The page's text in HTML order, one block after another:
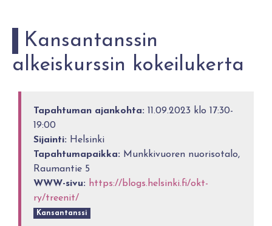
Kansantanssin
alkeiskurssin kokeilukerta
Tapahtuman ajankohta: 11.09.2023 klo 17:30-
19:00
Sijainti: Helsinki
Tapahtumapaikka: Munkkivuoren nuorisotalo,
Raumantie 5
WWW-sivu: https://blogs.helsinki.fi/okt-
ry/treenit/
Kansantanssi